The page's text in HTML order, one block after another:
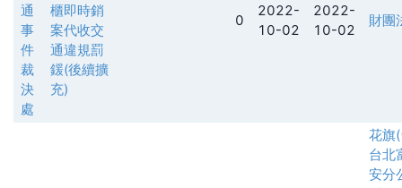
通
事
件
裁
決
處
櫃即時銷
案代收交
通違規罰
鍰(後續擴
充)
0
2022-
10-02
2022-
10-02
財團
花旗
台北
安分